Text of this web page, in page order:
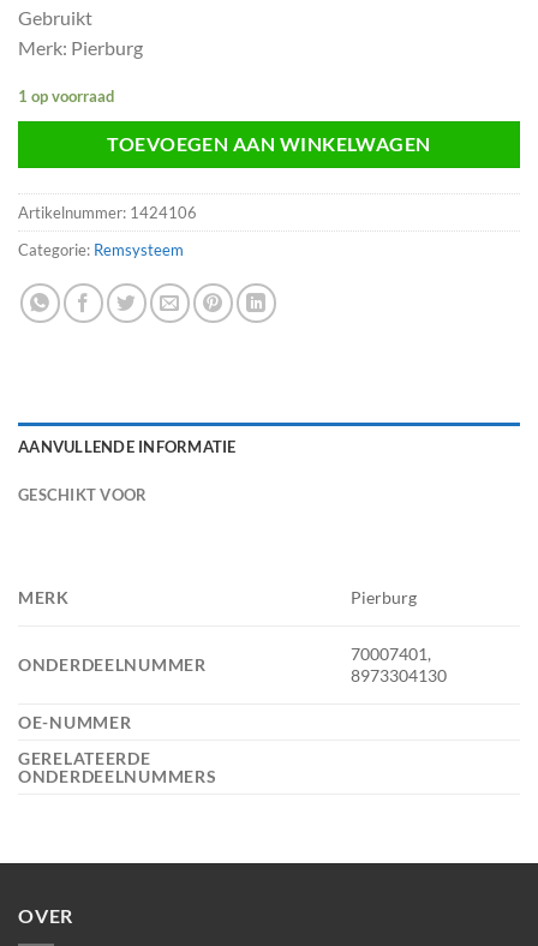
Gebruikt
Merk: Pierburg
1 op voorraad
TOEVOEGEN AAN WINKELWAGEN
Artikelnummer: 1424106
Categorie: Remsysteem
AANVULLENDE INFORMATIE
GESCHIKT VOOR
MERK Pierburg
ONDERDEELNUMMER
70007401,
8973304130
OE-NUMMER
GERELATEERDE
ONDERDEELNUMMERS
OVER